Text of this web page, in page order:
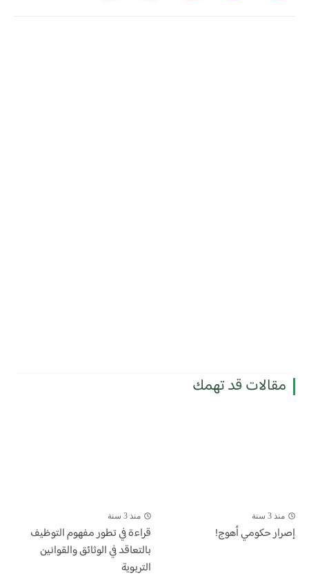
مقالات قد تهمك
منذ 3 سنة
إصرار حكومي أهوج!
منذ 3 سنة
قراءة في تطور مفهوم التوظيف
بالتعاقد في الوثائق والقوانين
التربوية